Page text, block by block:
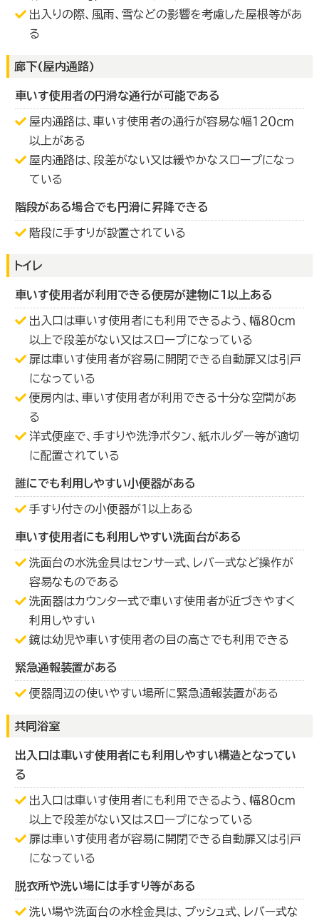
出入りの際、風雨、雪などの影響を考慮した屋根等があ
る
廊下(屋内通路)
車いす使用者の円滑な通行が可能である
屋内通路は、車いす使用者の通行が容易な幅１２０ｃｍ
以上がある
屋内通路は、段差がない又は緩やかなスロープになっ
ている
階段がある場合でも円滑に昇降できる
階段に手すりが設置されている
トイレ
車いす使用者が利用できる便房が建物に１以上ある
出入口は車いす使用者にも利用できるよう、幅８０ｃｍ
以上で段差がない又はスロープになっている
扉は車いす使用者が容易に開閉できる自動扉又は引戸
になっている
便房内は、車いす使用者が利用できる十分な空間があ
る
洋式便座で、手すりや洗浄ボタン、紙ホルダー等が適切
に配置されている
誰にでも利用しやすい小便器がある
手すり付きの小便器が１以上ある
車いす使用者にも利用しやすい洗面台がある
洗面台の水洗金具はセンサー式、レバー式など操作が
容易なものである
洗面器はカウンター式で車いす使用者が近づきやすく
利用しやすい
鏡は幼児や車いす使用者の目の高さでも利用できる
緊急通報装置がある
便器周辺の使いやすい場所に緊急通報装置がある
共同浴室
出入口は車いす使用者にも利用しやすい構造となってい
る
出入口は車いす使用者にも利用できるよう、幅８０ｃｍ
以上で段差がない又はスロープになっている
扉は車いす使用者が容易に開閉できる自動扉又は引戸
になっている
脱衣所や洗い場には手すり等がある
洗い場や洗面台の水栓金具は、プッシュ式、レバー式な